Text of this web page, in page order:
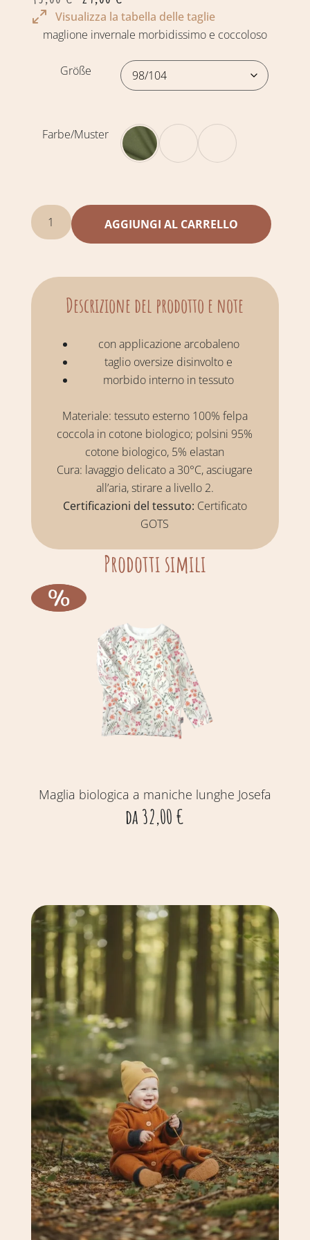
Visualizza la tabella delle taglie
maglione invernale morbidissimo e coccoloso
Größe
Farbe/Muster
AGGIUNGI AL CARRELLO
Descrizione del prodotto e note
con applicazione arcobaleno
taglio oversize disinvolto e
morbido interno in tessuto
Materiale: tessuto esterno 100% felpa
coccola in cotone biologico; polsini 95%
cotone biologico, 5% elastan
Cura: lavaggio delicato a 30°C, asciugare
all’aria, stirare a livello 2.
Certificazioni del tessuto: Certificato
GOTS
Prodotti simili
Maglia biologica a maniche lunghe Josefa
da32,00€